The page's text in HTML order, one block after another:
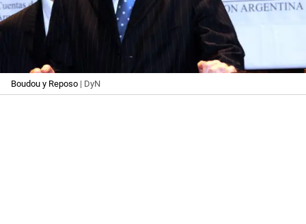
Boudou y Reposo | DyN